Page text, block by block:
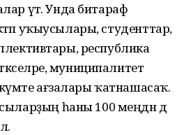
үтә. Унда битараф
уҡыусылары, студенттар,
республика
муниципалитет
ағзалары ҡатнашасаҡ.
һаны 100 меңдән дә